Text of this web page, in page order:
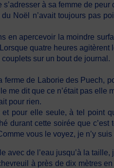
à sa femme de peur
Noël n’avait toujours pas
en apercevoir la moindre
quatre heures
sur un bout de journal.
ferme de Laborie des
me dit que ce n’était pas elle
pour rien.
pour elle seule, à tel point
durant cette soirée que
vous le voyez, je n’y suis
avec de l’eau jusqu’à la
à près de dix mètres